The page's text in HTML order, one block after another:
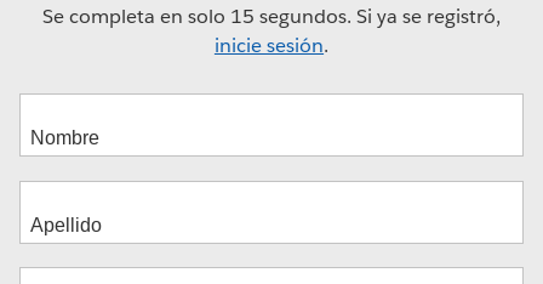
Se completa en solo 15 segundos. Si ya se registró,
inicie sesión.